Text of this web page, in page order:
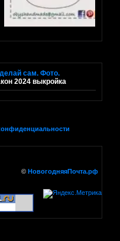
сам. Фото.
2024 выкройка
© НовогодняяПочта.рф